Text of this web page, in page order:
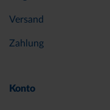
Versand
Zahlung
Konto